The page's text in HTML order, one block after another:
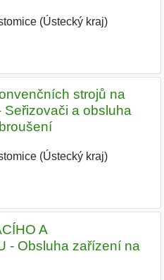
(Ústecký kraj)|
strojů na
Seřizovači a obsluha
(Ústecký kraj)|
A
- Obsluha zařízení na